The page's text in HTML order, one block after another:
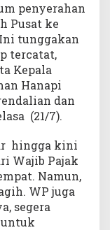
penyerahan
Pusat ke
tunggakan
tercatat,
Kepala
Hanapi
dan
(21/7).
hingga kini
Wajib Pajak
Namun,
WP juga
segera